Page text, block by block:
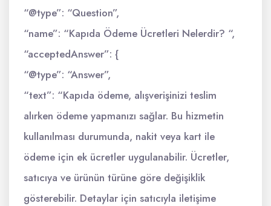
“@type”: “Question”,
“name”: “Kapıda Ödeme Ücretleri Nelerdir? “,
“acceptedAnswer”: {
“@type”: “Answer”,
“text”: “Kapıda ödeme, alışverişinizi teslim
alırken ödeme yapmanızı sağlar. Bu hizmetin
kullanılması durumunda, nakit veya kart ile
ödeme için ek ücretler uygulanabilir. Ücretler,
satıcıya ve ürünün türüne göre değişiklik
gösterebilir. Detaylar için satıcıyla iletişime